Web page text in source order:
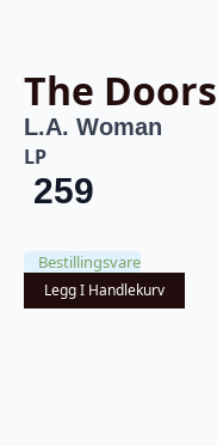
The Doors
L.A. Woman
LP
259
Bestillingsvare
Legg I Handlekurv